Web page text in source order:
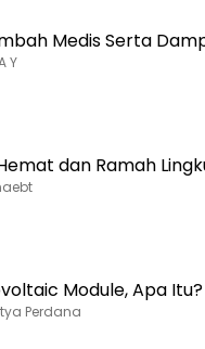
Medis Serta
Y
dan Ramah
Module, Apa Itu?
Perdana